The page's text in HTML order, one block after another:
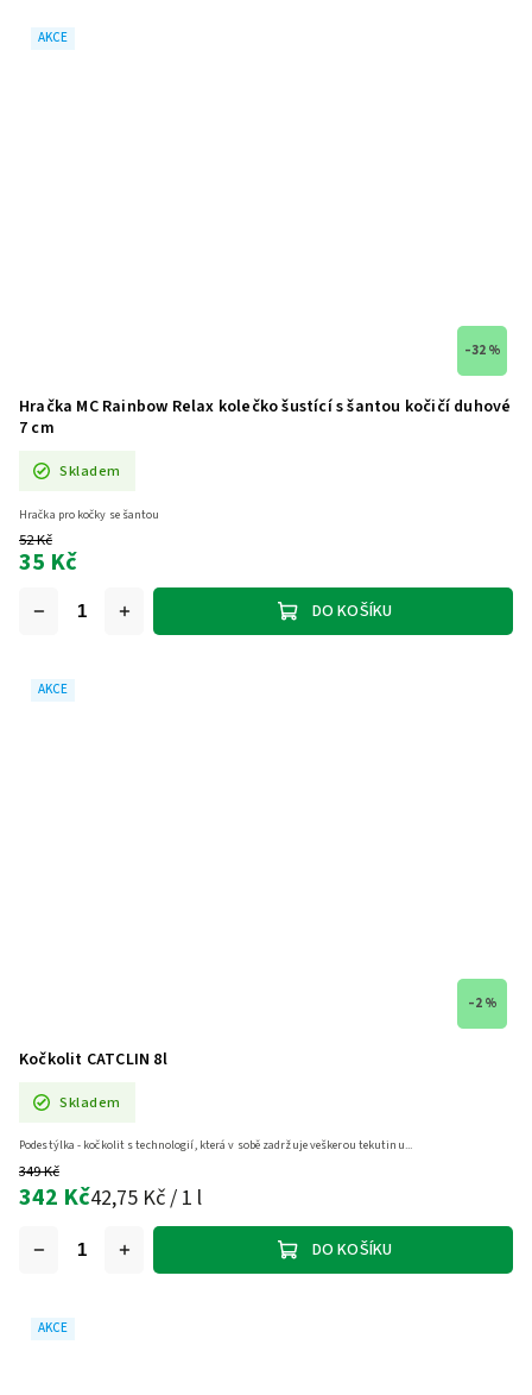
AKCE
–32 %
Hračka MC Rainbow Relax kolečko šustící s šantou kočičí duhové
7 cm
Skladem
52 Kč
35 Kč
DO KOŠÍKU
Hračka pro kočky se šantou
AKCE
–2 %
Kočkolit CATCLIN 8l
Skladem
349 Kč
342 Kč42,75 Kč / 1 l
DO KOŠÍKU
Podestýlka - kočkolit s technologií, která v sobě zadržuje veškerou tekutinu...
AKCE